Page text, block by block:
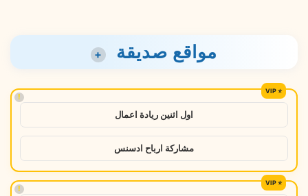
مواقع صديقة +
!
اول اثنين ريادة اعمال
مشاركة ارباح ادسنس
!